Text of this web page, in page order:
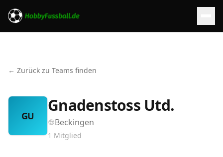
← Zurück zu Teams finden
GU
Gnadenstoss Utd.
Beckingen
1 Mitglied